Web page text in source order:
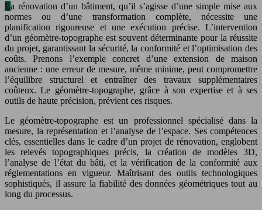
La rénovation d’un bâtiment, qu’il s’agisse d’une simple mise aux
normes ou d’une transformation complète, nécessite une
planification rigoureuse et une exécution précise. L’intervention
d’un géomètre-topographe est souvent déterminante pour la réussite
du projet, garantissant la sécurité, la conformité et l’optimisation des
coûts. Prenons l’exemple concret d’une extension de maison
ancienne : une erreur de mesure, même minime, peut compromettre
l’équilibre structurel et entraîner des travaux supplémentaires
coûteux. Le géomètre-topographe, grâce à son expertise et à ses
outils de haute précision, prévient ces risques.
Le géomètre-topographe est un professionnel spécialisé dans la
mesure, la représentation et l’analyse de l’espace. Ses compétences
clés, essentielles dans le cadre d’un projet de rénovation, englobent
les relevés topographiques précis, la création de modèles 3D,
l’analyse de l’état du bâti, et la vérification de la conformité aux
réglementations en vigueur. Maîtrisant des outils technologiques
sophistiqués, il assure la fiabilité des données géométriques tout au
long du processus.